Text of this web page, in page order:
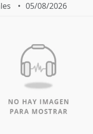
05/08/2026